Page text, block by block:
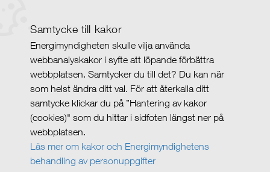
Samtycke till kakor
Energimyndigheten skulle vilja använda
webbanalyskakor i syfte att löpande förbättra
webbplatsen. Samtycker du till det? Du kan när
som helst ändra ditt val. För att återkalla ditt
samtycke klickar du på ”Hantering av kakor
(cookies)" som du hittar i sidfoten längst ner på
webbplatsen.
Läs mer om kakor och Energimyndighetens
behandling av personuppgifter